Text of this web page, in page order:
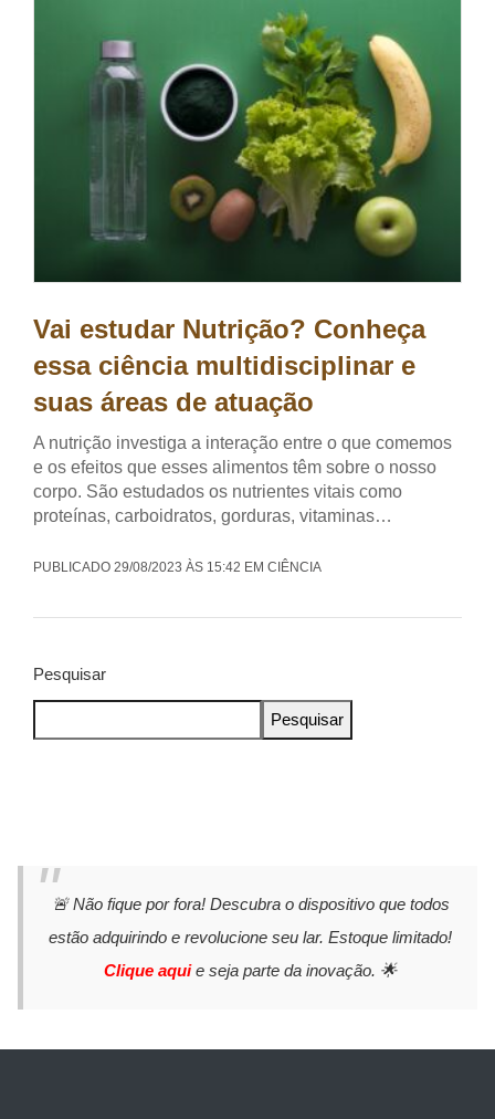
Vai estudar Nutrição? Conheça
essa ciência multidisciplinar e
suas áreas de atuação
A nutrição investiga a interação entre o que comemos
e os efeitos que esses alimentos têm sobre o nosso
corpo. São estudados os nutrientes vitais como
proteínas, carboidratos, gorduras, vitaminas…
PUBLICADO 29/08/2023 ÀS 15:42 EM CIÊNCIA
Pesquisar
Pesquisar
🚨 Não fique por fora! Descubra o dispositivo que todos
estão adquirindo e revolucione seu lar. Estoque limitado!
Clique aquie seja parte da inovação. 🌟